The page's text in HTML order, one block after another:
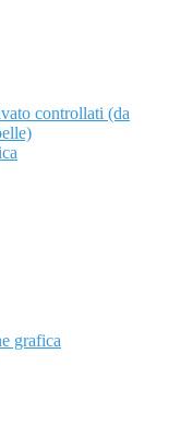
controllati (da
grafica